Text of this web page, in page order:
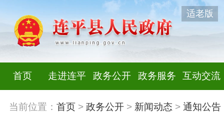
适老版
首页 走进连平 政务公开 政务服务 互动交流
当前位置： 首页> 政务公开> 新闻动态 > 通知公告